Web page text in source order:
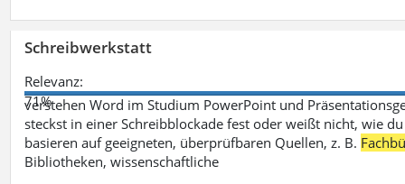
Schreibwerkstatt
Relevanz:
71%
verstehen Word im Studium PowerPoint und
steckst in einer Schreibblockade fest oder weißt nicht, wie
basieren auf geeigneten, überprüfbaren Quellen, z. B.
Bibliotheken, wissenschaftliche